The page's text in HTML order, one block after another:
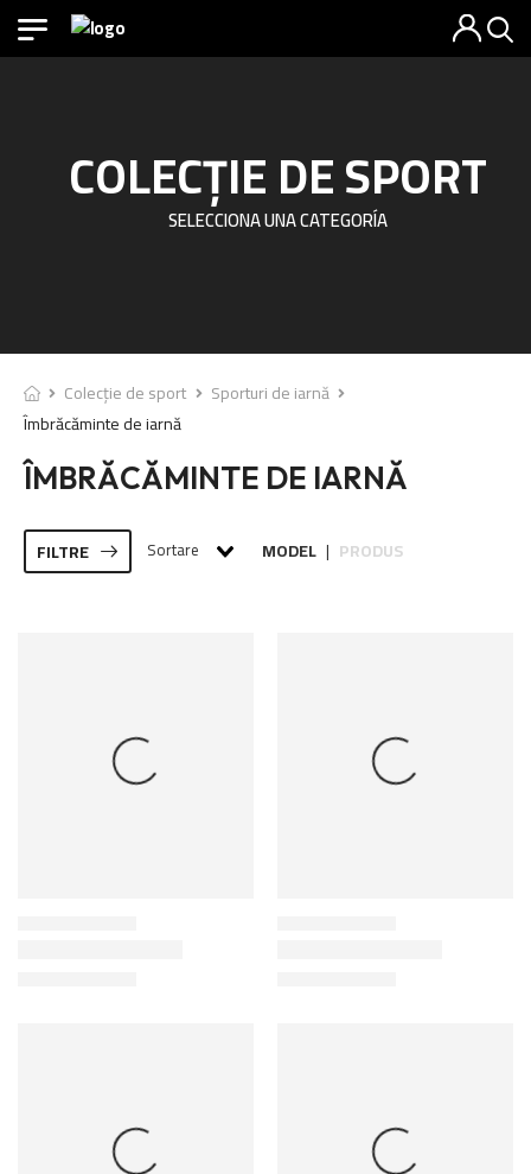
COLECȚIE DE SPORT
SELECCIONA UNA CATEGORÍA
Colecție de sport
Sporturi de iarnă
Îmbrăcăminte de iarnă
ÎMBRĂCĂMINTE DE IARNĂ
FILTRE Sortare MODEL | PRODUS